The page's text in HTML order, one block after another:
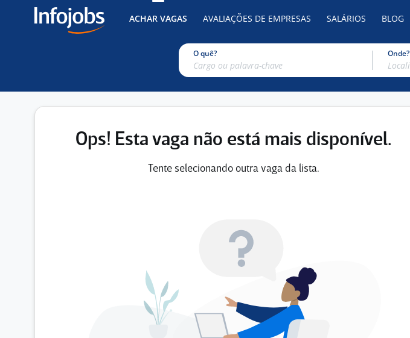
ACHAR VAGAS AVALIAÇÕES DE EMPRESAS SALÁRIOS BLOG
O quê? Onde?
Ops! Esta vaga não está mais disponível.
Tente selecionando outra vaga da lista.